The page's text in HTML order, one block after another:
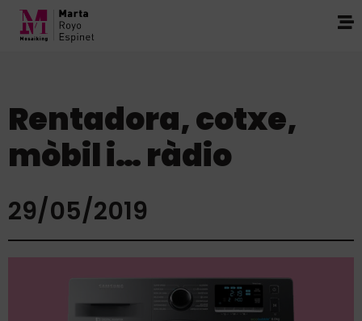
Rentadora, cotxe,
mòbil i… ràdio
29/05/2019